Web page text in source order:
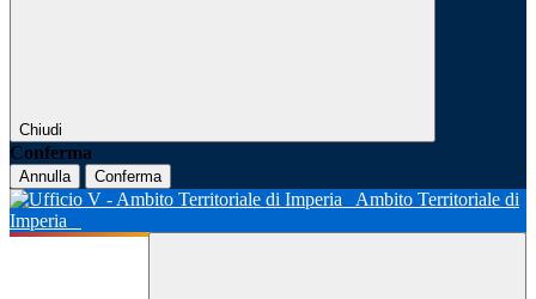
Chiudi
Conferma
Annulla Conferma
Ambito Territoriale di
Imperia